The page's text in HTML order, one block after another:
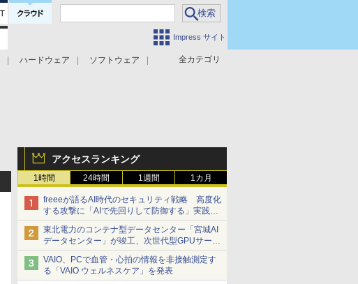
Impress サイト
全カテゴリ
ハードウェア
ソフトウェア
アクセスランキング
1時間 24時間 1週間 1カ月
freeeが語るAI時代のセキュリティ戦略 高度化
する攻撃に「AIで先回りして防御する」実践ア
プローチとは？
東北電力のコンテナ型データセンター「宮城AI
データセンター」が竣工、次世代型GPUサーバ
ーのハウジングサービスを提供
VAIO、PCで血管・心拍の情報を非接触測定す
る「VAIO ウェルネスケア」を発表